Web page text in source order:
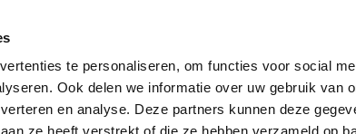
te personaliseren, om functies voor social
Ook delen we informatie over uw gebruik van
en analyse. Deze partners kunnen deze
werkt het?